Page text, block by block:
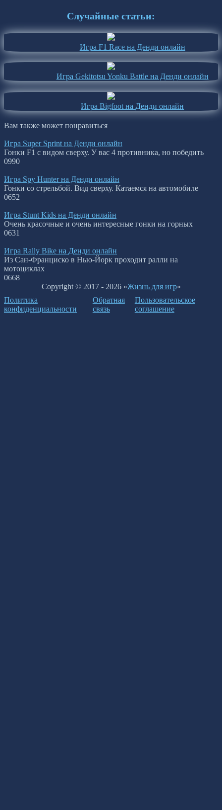
Случайные статьи:
Игра F1 Race на Денди онлайн
Игра Gekitotsu Yonku Battle на Денди онлайн
Игра Bigfoot на Денди онлайн
Вам также может понравиться
Игра Super Sprint на Денди онлайн
Гонки F1 с видом сверху. У вас 4 противника, но победить
0990
Игра Spy Hunter на Денди онлайн
Гонки со стрельбой. Вид сверху. Катаемся на автомобиле
0652
Игра Stunt Kids на Денди онлайн
Очень красочные и очень интересные гонки на горных
0631
Игра Rally Bike на Денди онлайн
Из Сан-Франциско в Нью-Йорк проходит ралли на
мотоциклах
0668
Copyright © 2017 - 2026 «Жизнь для игр»
Политика
конфиденциальности
Обратная
связь
Пользовательское
соглашение